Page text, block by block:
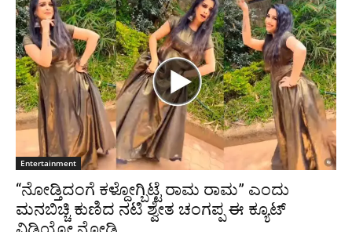
Entertainment
“ನೋಡ್ತಿದಂಗೆ ಕಳ್ದೋಗ್ಬಿಟ್ಟೆ ರಾಮ ರಾಮ” ಎಂದು
ಮನಬಿಚ್ಚಿ ಕುಣಿದ ನಟಿ ಶ್ವೇತ ಚಂಗಪ್ಪ ಈ ಕ್ಯೂಟ್